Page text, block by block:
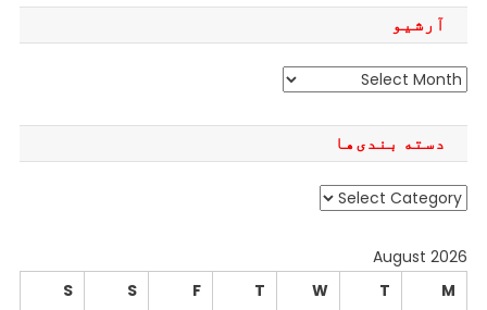
آرشیو
آرشیو
دسته بندی‌ها
دسته
August 2026
M
T
W
T
F
S
S